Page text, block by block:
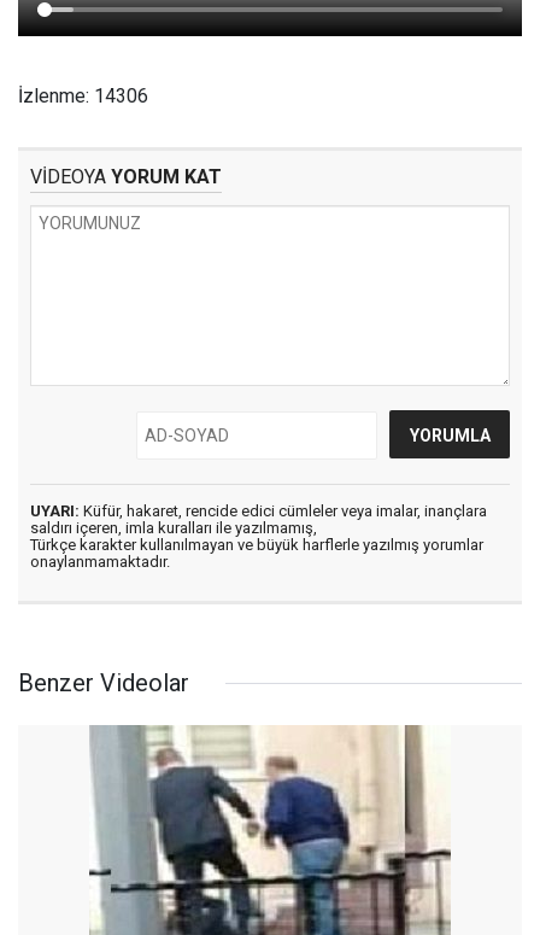
İzlenme: 14306
VİDEOYA YORUM KAT
UYARI: Küfür, hakaret, rencide edici cümleler veya imalar, inançlara
saldırı içeren, imla kuralları ile yazılmamış,
Türkçe karakter kullanılmayan ve büyük harflerle yazılmış yorumlar
onaylanmamaktadır.
Benzer Videolar